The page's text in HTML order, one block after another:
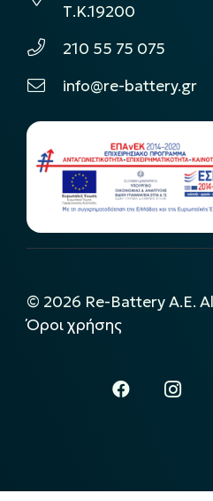
Τ.Κ.19200
210 55 75 075
info@re-battery.gr
© 2026 Re-Battery A.E.
Όροι χρήσης